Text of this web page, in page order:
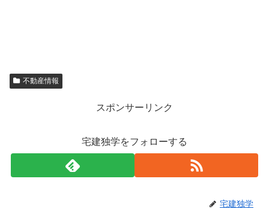
不動産情報
スポンサーリンク
宅建独学をフォローする
宅建独学